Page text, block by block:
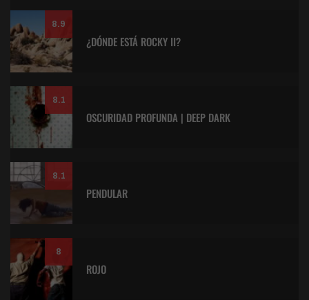
8.9
¿DÓNDE ESTÁ ROCKY II?
8.1
OSCURIDAD PROFUNDA | DEEP DARK
8.1
PENDULAR
8
ROJO